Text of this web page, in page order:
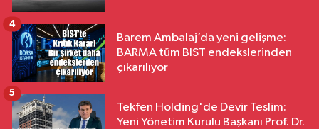
Barem Ambalaj’da yeni gelişme:
BARMA tüm BIST endekslerinden
çıkarılıyor
4
Tekfen Holding'de Devir Teslim:
Yeni Yönetim Kurulu Başkanı Prof. Dr.
5